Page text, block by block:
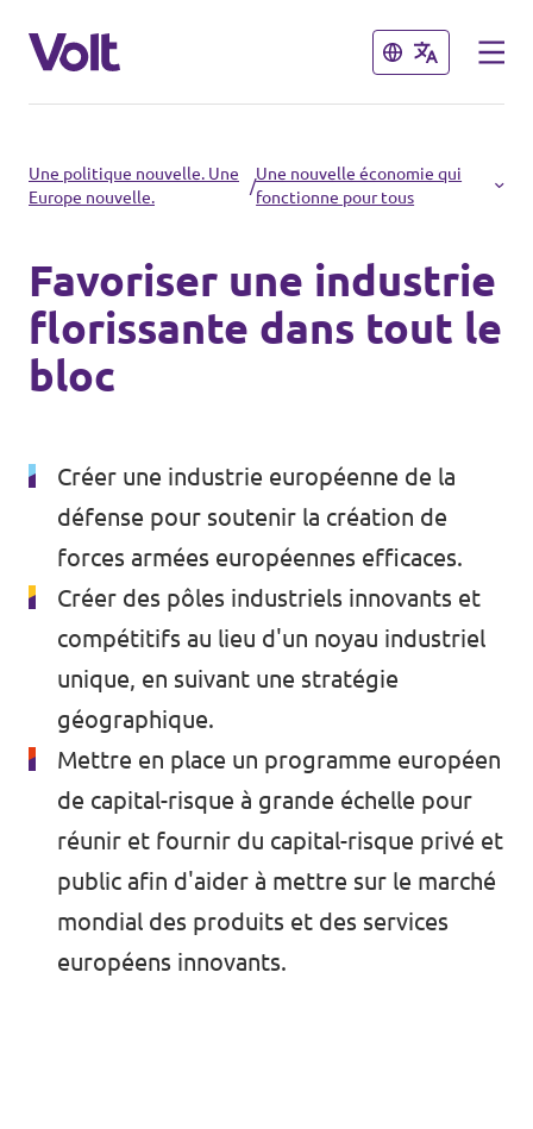
Fermer
Choisir une langue
Volt dans d'autres pays
🇫🇷 Volt France
🇧🇪 Volt Belgium
🇵🇹 Volt Portugal
🇳🇱 Volt Nederland
🇦🇹 Volt Österreich
🇬🇧 Volt UK
... et bien plus encore !
Fermer
Politiques
À propos de Volt
Actualités
Agenda
Devenir membre
Faire un don
Volt Shop (merch)
Une politique nouvelle. Une
Europe nouvelle.
/
Une nouvelle économie qui
fonctionne pour tous
Favoriser une industrie
florissante dans tout le
bloc
Créer une industrie européenne de la
défense pour soutenir la création de
forces armées européennes efficaces.
Créer des pôles industriels innovants et
compétitifs au lieu d'un noyau industriel
unique, en suivant une stratégie
géographique.
Mettre en place un programme européen
de capital-risque à grande échelle pour
réunir et fournir du capital-risque privé et
public afin d'aider à mettre sur le marché
mondial des produits et des services
européens innovants.